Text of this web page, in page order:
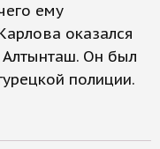
ему
оказался
Он был
полиции.